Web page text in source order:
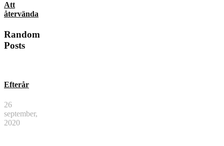
Att
återvända
Random
Posts
Efterår
26
september,
2020